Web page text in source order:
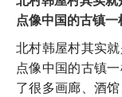
点像中国的古镇一
北村韩屋村其实
点像中国的古镇
了很多画廊、酒